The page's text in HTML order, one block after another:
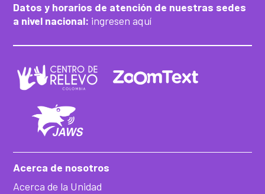
Datos y horarios de atención de nuestras sedes
a nivel nacional: ingresen aquí
Acerca de nosotros
Acerca de la Unidad